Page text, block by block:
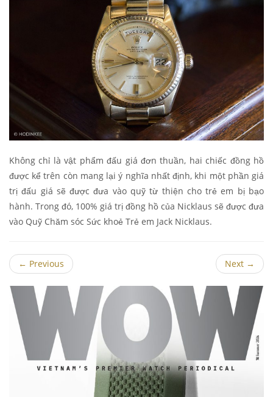
Không chỉ là vật phẩm đấu giá đơn thuần, hai chiếc đồng hồ
được kể trên còn mang lại ý nghĩa nhất định, khi một phần giá
trị đấu giá sẽ được đưa vào quỹ từ thiện cho trẻ em bị bạo
hành. Trong đó, 100% giá trị đồng hồ của Nicklaus sẽ được đưa
vào Quỹ Chăm sóc Sức khoẻ Trẻ em Jack Nicklaus.
← Previous Next →